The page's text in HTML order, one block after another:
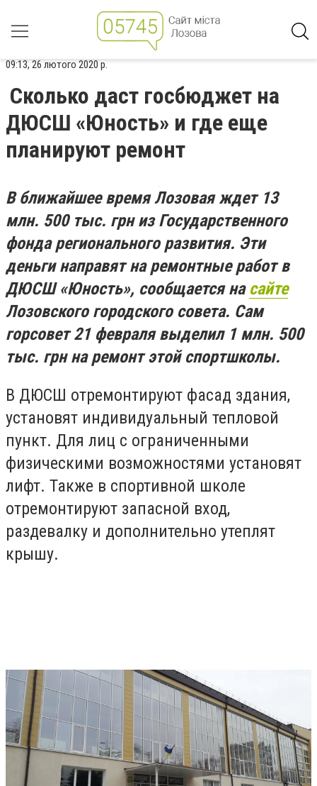
09:13, 26 лютого 2020 р.
Сколько даст госбюджет на
ДЮСШ «Юность» и где еще
планируют ремонт
В ближайшее время Лозовая ждет 13
млн. 500 тыс. грн из Государственного
фонда регионального развития. Эти
деньги направят на ремонтные работ в
ДЮСШ «Юность», сообщается на сайте
Лозовского городского совета. Сам
горсовет 21 февраля выделил 1 млн. 500
тыс. грн на ремонт этой спортшколы.
В ДЮСШ отремонтируют фасад здания,
установят индивидуальный тепловой
пункт. Для лиц с ограниченными
физическими возможностями установят
лифт. Также в спортивной школе
отремонтируют запасной вход,
раздевалку и дополнительно утеплят
крышу.